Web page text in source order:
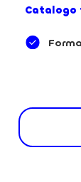
Catalogo